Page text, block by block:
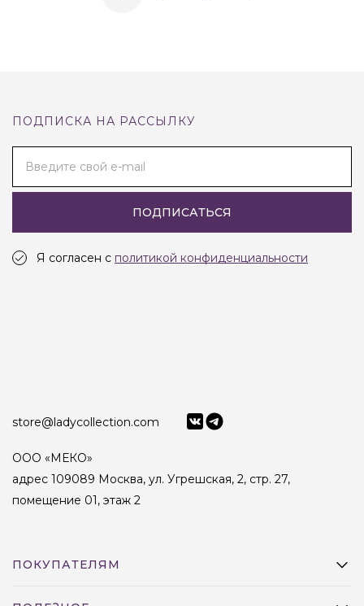
ПОДПИСКА НА РАССЫЛКУ
Введите свой e-mail
ПОДПИСАТЬСЯ
Я согласен с политикой конфиденциальности
store@ladycollection.com
ООО «МЕКО»
адрес 109089 Москва, ул. Угрешская, 2, стр. 27,
помещение 01, этаж 2
ПОКУПАТЕЛЯМ